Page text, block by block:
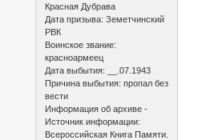
Красная Дубрава
Дата призыва: Земетчинский
РВК
Воинское звание:
красноармеец
Дата выбытия: __.07.1943
Причина выбытия: пропал без
вести
Информация об архиве -
Источник информации:
Всероссийская Книга Памяти.